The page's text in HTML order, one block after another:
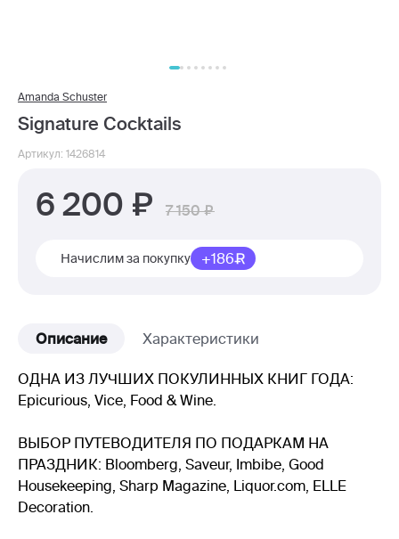
Amanda Schuster
Signature Cocktails
Артикул: 1426814
6 200 7 150
Начислим за покупку +186
Описание Характеристики
ОДНА ИЗ ЛУЧШИХ ПОКУЛИННЫХ КНИГ ГОДА:
Epicurious, Vice, Food & Wine.
ВЫБОР ПУТЕВОДИТЕЛЯ ПО ПОДАРКАМ НА
ПРАЗДНИК: Bloomberg, Saveur, Imbibe, Good
Housekeeping, Sharp Magazine, Liquor.com, ELLE
Decoration.